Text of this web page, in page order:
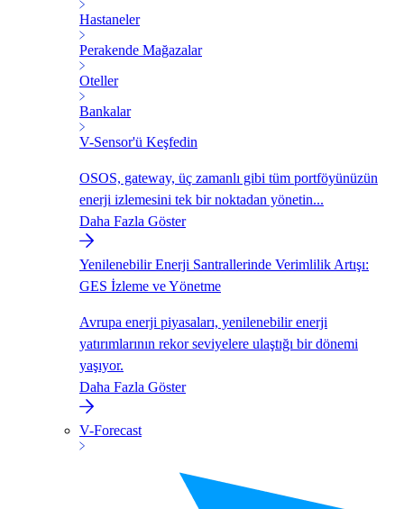
Hastaneler
Perakende Mağazalar
Oteller
Bankalar
V-Sensor'ü Keşfedin
OSOS, gateway, üç zamanlı gibi tüm portföyünüzün
enerji izlemesini tek bir noktadan yönetin...
Daha Fazla Göster
Yenilenebilir Enerji Santrallerinde Verimlilik Artışı:
GES İzleme ve Yönetme
Avrupa enerji piyasaları, yenilenebilir enerji
yatırımlarının rekor seviyelere ulaştığı bir dönemi
yaşıyor.
Daha Fazla Göster
V-Forecast